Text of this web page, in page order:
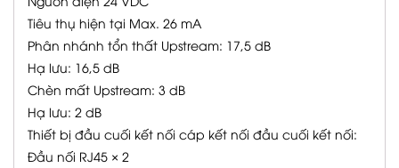
Tiêu thụ hiện tại Max. 26 mA
Phân nhánh tổn thất Upstream: 17,5 dB
Hạ lưu: 16,5 dB
Chèn mất Upstream: 3 dB
Hạ lưu: 2 dB
Thiết bị đầu cuối kết nối cáp kết nối đầu cuối kết nối:
Đầu nối RJ45 × 2